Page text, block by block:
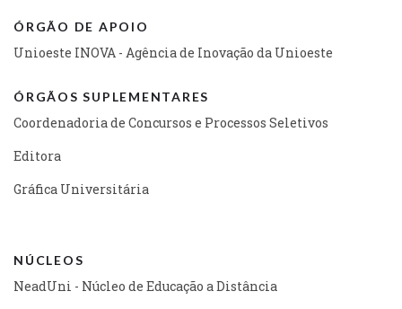
ÓRGÃO DE APOIO
Unioeste INOVA - Agência de Inovação da Unioeste
ÓRGÃOS SUPLEMENTARES
Coordenadoria de Concursos e Processos Seletivos
Editora
Gráfica Universitária
NÚCLEOS
NeadUni - Núcleo de Educação a Distância